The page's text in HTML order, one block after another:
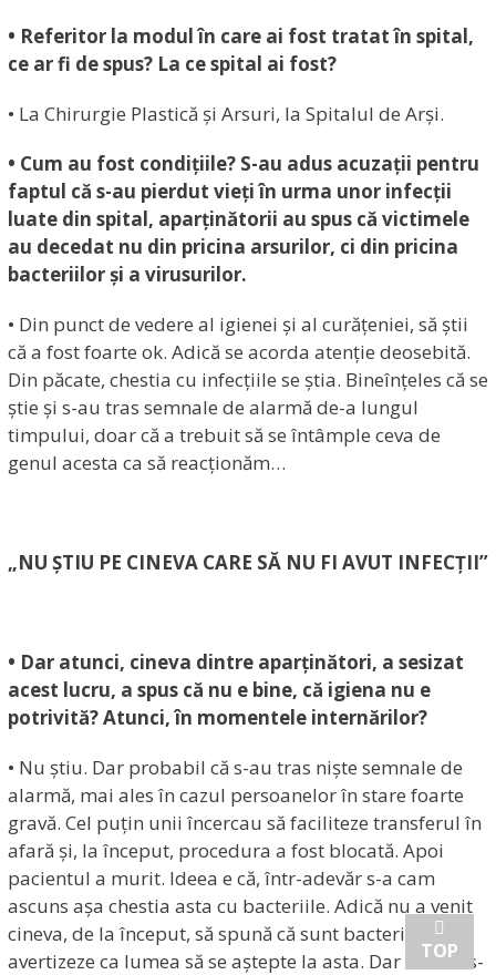
• Referitor la modul în care ai fost tratat în spital,
ce ar fi de spus? La ce spital ai fost?
• La Chirurgie Plastică și Arsuri, la Spitalul de Arși.
• Cum au fost condițiile? S-au adus acuzații pentru
faptul că s-au pierdut vieți în urma unor infecții
luate din spital, aparținătorii au spus că victimele
au decedat nu din pricina arsurilor, ci din pricina
bacteriilor și a virusurilor.
• Din punct de vedere al igienei și al curățeniei, să știi
că a fost foarte ok. Adică se acorda atenție deosebită.
Din păcate, chestia cu infecțiile se știa. Bineînțeles că se
știe și s-au tras semnale de alarmă de-a lungul
timpului, doar că a trebuit să se întâmple ceva de
genul acesta ca să reacționăm…
„NU ȘTIU PE CINEVA CARE SĂ NU FI AVUT INFECȚII”
• Dar atunci, cineva dintre aparținători, a sesizat
acest lucru, a spus că nu e bine, că igiena nu e
potrivită? Atunci, în momentele internărilor?
• Nu știu. Dar probabil că s-au tras niște semnale de
alarmă, mai ales în cazul persoanelor în stare foarte
gravă. Cel puțin unii încercau să faciliteze transferul în
afară și, la început, procedura a fost blocată. Apoi
pacientul a murit. Ideea e că, într-adevăr s-a cam
ascuns așa chestia asta cu bacteriile. Adică nu a venit
cineva, de la început, să spună că sunt bacterii și să
avertizeze ca lumea să se aștepte la asta. Dar nici nu s-
TOP